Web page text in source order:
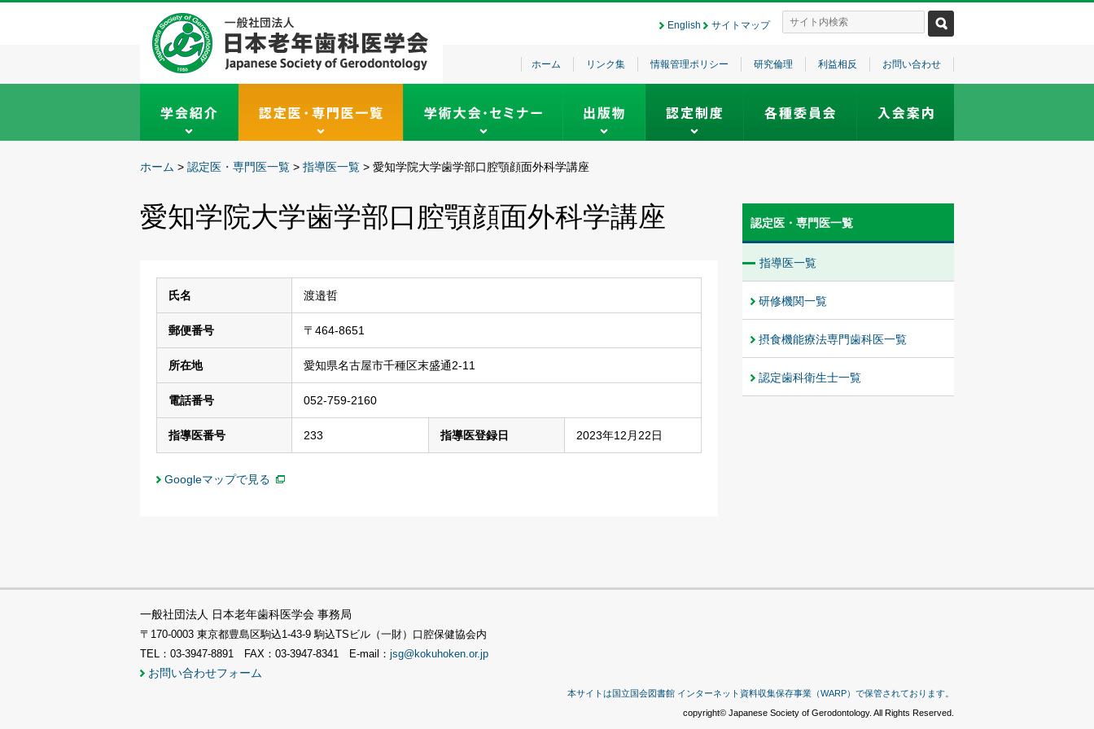
English サイトマップ
ホーム リンク集 情報管理ポリシー 研究倫理 利益相反 お問い合わせ
ホーム > 認定医・専門医一覧 > 指導医一覧 > 愛知学院大学歯学部口腔顎顔面外科学講座
愛知学院大学歯学部口腔顎顔面外科学講座
氏名 渡邉哲
郵便番号 〒464-8651
所在地 愛知県名古屋市千種区末盛通2-11
電話番号 052-759-2160
指導医番号 233 指導医登録日 2023年12月22日
Googleマップで見る
認定医・専門医一覧
指導医一覧
研修機関一覧
摂食機能療法専門歯科医一覧
認定歯科衛生士一覧
一般社団法人 日本老年歯科医学会 事務局
〒170-0003 東京都豊島区駒込1-43-9 駒込TSビル（一財）口腔保健協会内
TEL：03-3947-8891 FAX：03-3947-8341 E-mail： jsg@kokuhoken.or.jp
お問い合わせフォーム
本サイトは国立国会図書館 インターネット資料収集保存事業（WARP）で保管されております。
copyright© Japanese Society of Gerodontology. All Rights Reserved.